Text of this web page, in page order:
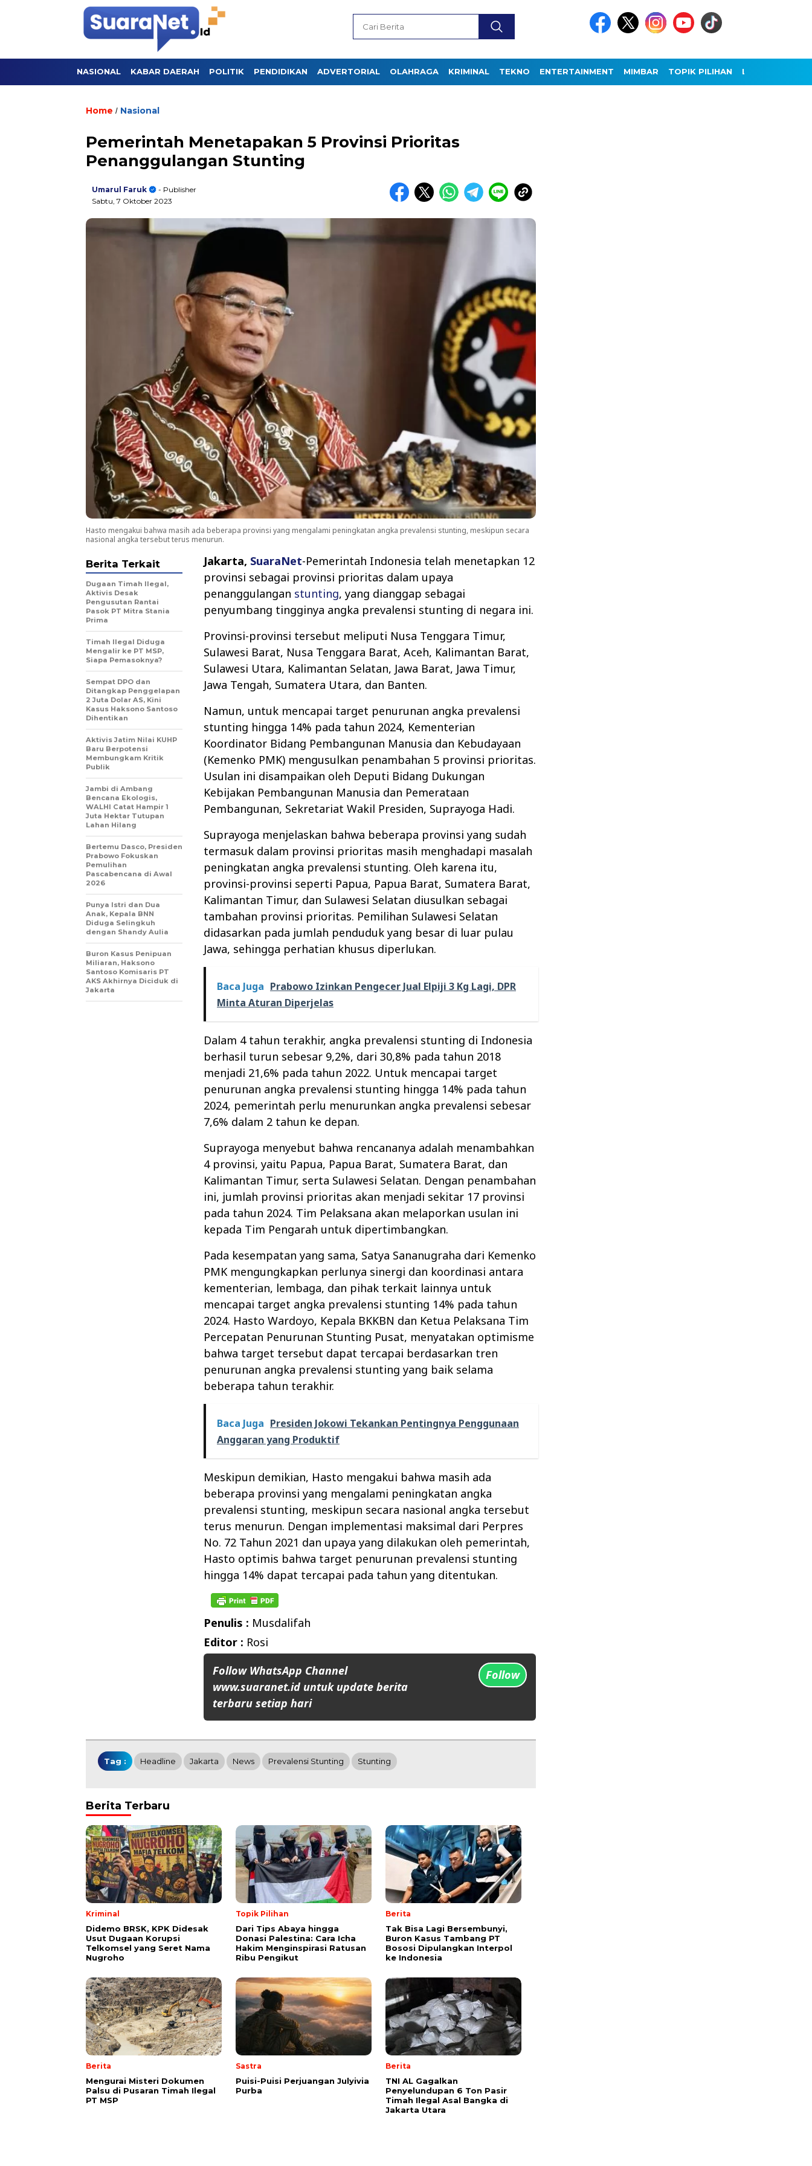
NASIONAL KABAR DAERAH POLITIK PENDIDIKAN ADVERTORIAL OLAHRAGA KRIMINAL TEKNO ENTERTAINMENT MIMBAR TOPIK PILIHAN LAINNYA
Home / Nasional
Pemerintah Menetapakan 5 Provinsi Prioritas
Penanggulangan Stunting
Umarul Faruk
- Publisher
Sabtu, 7 Oktober 2023
Hasto mengakui bahwa masih ada beberapa provinsi yang mengalami peningkatan angka prevalensi stunting, meskipun secara
nasional angka tersebut terus menurun.
Jakarta, SuaraNet-Pemerintah Indonesia telah menetapkan 12
provinsi sebagai provinsi prioritas dalam upaya
penanggulangan stunting, yang dianggap sebagai
penyumbang tingginya angka prevalensi stunting di negara ini.
Provinsi-provinsi tersebut meliputi Nusa Tenggara Timur,
Sulawesi Barat, Nusa Tenggara Barat, Aceh, Kalimantan Barat,
Sulawesi Utara, Kalimantan Selatan, Jawa Barat, Jawa Timur,
Jawa Tengah, Sumatera Utara, dan Banten.
Namun, untuk mencapai target penurunan angka prevalensi
stunting hingga 14% pada tahun 2024, Kementerian
Koordinator Bidang Pembangunan Manusia dan Kebudayaan
(Kemenko PMK) mengusulkan penambahan 5 provinsi prioritas.
Usulan ini disampaikan oleh Deputi Bidang Dukungan
Kebijakan Pembangunan Manusia dan Pemerataan
Pembangunan, Sekretariat Wakil Presiden, Suprayoga Hadi.
Suprayoga menjelaskan bahwa beberapa provinsi yang sudah
termasuk dalam provinsi prioritas masih menghadapi masalah
peningkatan angka prevalensi stunting. Oleh karena itu,
provinsi-provinsi seperti Papua, Papua Barat, Sumatera Barat,
Kalimantan Timur, dan Sulawesi Selatan diusulkan sebagai
tambahan provinsi prioritas. Pemilihan Sulawesi Selatan
didasarkan pada jumlah penduduk yang besar di luar pulau
Jawa, sehingga perhatian khusus diperlukan.
Baca Juga Prabowo Izinkan Pengecer Jual Elpiji 3 Kg Lagi, DPR
Minta Aturan Diperjelas
Dalam 4 tahun terakhir, angka prevalensi stunting di Indonesia
berhasil turun sebesar 9,2%, dari 30,8% pada tahun 2018
menjadi 21,6% pada tahun 2022. Untuk mencapai target
penurunan angka prevalensi stunting hingga 14% pada tahun
2024, pemerintah perlu menurunkan angka prevalensi sebesar
7,6% dalam 2 tahun ke depan.
Suprayoga menyebut bahwa rencananya adalah menambahkan
4 provinsi, yaitu Papua, Papua Barat, Sumatera Barat, dan
Kalimantan Timur, serta Sulawesi Selatan. Dengan penambahan
ini, jumlah provinsi prioritas akan menjadi sekitar 17 provinsi
pada tahun 2024. Tim Pelaksana akan melaporkan usulan ini
kepada Tim Pengarah untuk dipertimbangkan.
Pada kesempatan yang sama, Satya Sananugraha dari Kemenko
PMK mengungkapkan perlunya sinergi dan koordinasi antara
kementerian, lembaga, dan pihak terkait lainnya untuk
mencapai target angka prevalensi stunting 14% pada tahun
2024. Hasto Wardoyo, Kepala BKKBN dan Ketua Pelaksana Tim
Percepatan Penurunan Stunting Pusat, menyatakan optimisme
bahwa target tersebut dapat tercapai berdasarkan tren
penurunan angka prevalensi stunting yang baik selama
beberapa tahun terakhir.
Baca Juga Presiden Jokowi Tekankan Pentingnya Penggunaan
Anggaran yang Produktif
Meskipun demikian, Hasto mengakui bahwa masih ada
beberapa provinsi yang mengalami peningkatan angka
prevalensi stunting, meskipun secara nasional angka tersebut
terus menurun. Dengan implementasi maksimal dari Perpres
No. 72 Tahun 2021 dan upaya yang dilakukan oleh pemerintah,
Hasto optimis bahwa target penurunan prevalensi stunting
hingga 14% dapat tercapai pada tahun yang ditentukan.
Penulis : Musdalifah
Editor : Rosi
Follow WhatsApp Channel
www.suaranet.id untuk update berita
terbaru setiap hari
Follow
Berita Terkait
Dugaan Timah Ilegal,
Aktivis Desak
Pengusutan Rantai
Pasok PT Mitra Stania
Prima
Timah Ilegal Diduga
Mengalir ke PT MSP,
Siapa Pemasoknya?
Sempat DPO dan
Ditangkap Penggelapan
2 Juta Dolar AS, Kini
Kasus Haksono Santoso
Dihentikan
Aktivis Jatim Nilai KUHP
Baru Berpotensi
Membungkam Kritik
Publik
Jambi di Ambang
Bencana Ekologis,
WALHI Catat Hampir 1
Juta Hektar Tutupan
Lahan Hilang
Bertemu Dasco, Presiden
Prabowo Fokuskan
Pemulihan
Pascabencana di Awal
2026
Punya Istri dan Dua
Anak, Kepala BNN
Diduga Selingkuh
dengan Shandy Aulia
Buron Kasus Penipuan
Miliaran, Haksono
Santoso Komisaris PT
AKS Akhirnya Diciduk di
Jakarta
Tag : Headline Jakarta News Prevalensi Stunting Stunting
Berita Terbaru
Kriminal
Didemo BRSK, KPK Didesak
Usut Dugaan Korupsi
Telkomsel yang Seret Nama
Nugroho
Topik Pilihan
Dari Tips Abaya hingga
Donasi Palestina: Cara Icha
Hakim Menginspirasi Ratusan
Ribu Pengikut
Berita
Tak Bisa Lagi Bersembunyi,
Buron Kasus Tambang PT
Bososi Dipulangkan Interpol
ke Indonesia
Berita
Mengurai Misteri Dokumen
Palsu di Pusaran Timah Ilegal
PT MSP
Sastra
Puisi-Puisi Perjuangan Julyivia
Purba
Berita
TNI AL Gagalkan
Penyelundupan 6 Ton Pasir
Timah Ilegal Asal Bangka di
Jakarta Utara